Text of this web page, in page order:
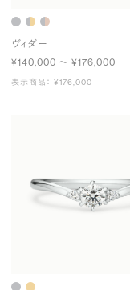
ヴィダー
¥140,000 〜 ¥176,000
表示商品： ¥176,000